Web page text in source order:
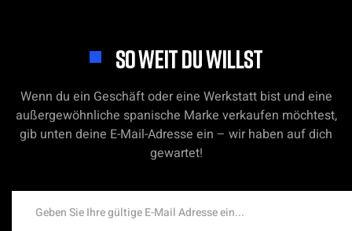
SO WEIT DU WILLST
Wenn du ein Geschäft oder eine Werkstatt bist und eine
außergewöhnliche spanische Marke verkaufen möchtest,
gib unten deine E-Mail-Adresse ein – wir haben auf dich
gewartet!